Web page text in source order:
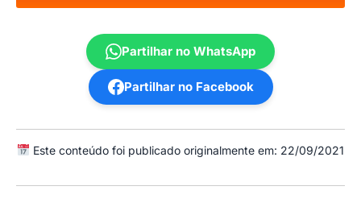
Partilhar no WhatsApp
Partilhar no Facebook
Este conteúdo foi publicado originalmente em: 22/09/2021